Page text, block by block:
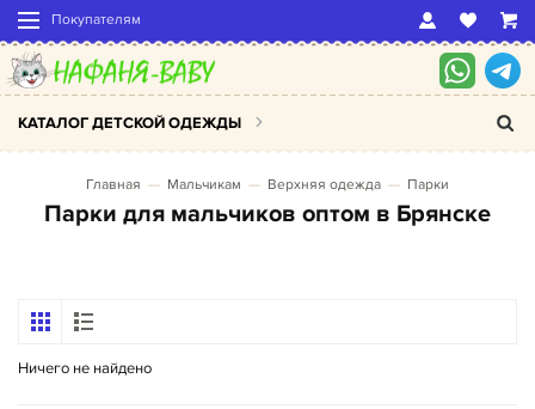
Покупателям
КАТАЛОГ ДЕТСКОЙ ОДЕЖДЫ
Главная Мальчикам Верхняя одежда Парки
Парки для мальчиков оптом в Брянске
Ничего не найдено